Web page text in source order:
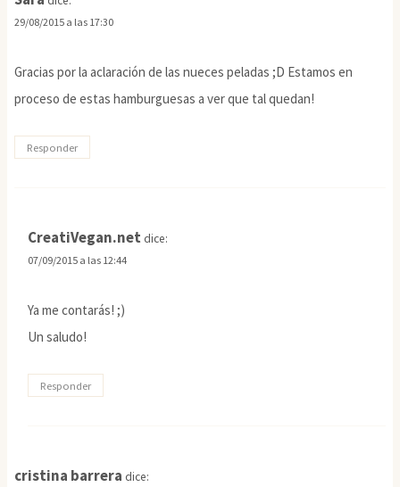
29/08/2015 a las 17:30
Gracias por la aclaración de las nueces peladas ;D Estamos en
proceso de estas hamburguesas a ver que tal quedan!
Responder
CreatiVegan.net dice:
07/09/2015 a las 12:44
Ya me contarás! ;)
Un saludo!
Responder
cristina barrera dice: